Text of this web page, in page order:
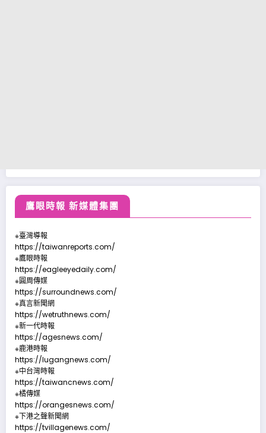
鷹眼時報 新媒體集團
※臺灣導報
https://taiwanreports.com/
※鷹眼時報
https://eagleeyedaily.com/
※圓周傳媒
https://surroundnews.com/
※真言新聞網
https://wetruthnews.com/
※新一代時報
https://agesnews.com/
※鹿港時報
https://lugangnews.com/
※中台灣時報
https://taiwancnews.com/
※橘傳媒
https://orangesnews.com/
※下港之聲新聞網
https://tvillagenews.com/